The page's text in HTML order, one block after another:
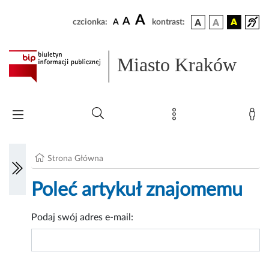
czcionka: A A A kontrast:
Miasto Kraków
Strona Główna
Poleć artykuł znajomemu
Podaj swój adres e-mail: